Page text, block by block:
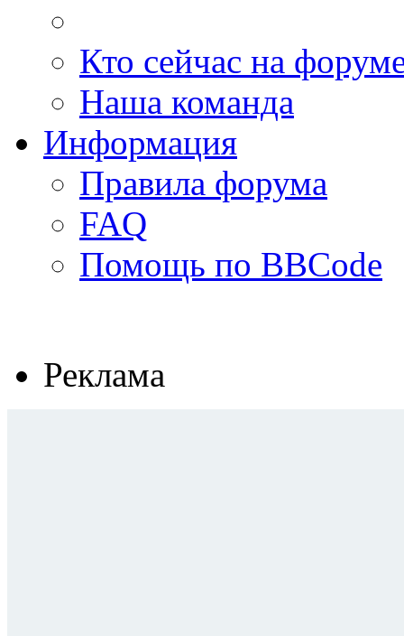
Кто сейчас на
Наша команда
Информация
Правила форума
FAQ
Помощь по BBCode
Реклама